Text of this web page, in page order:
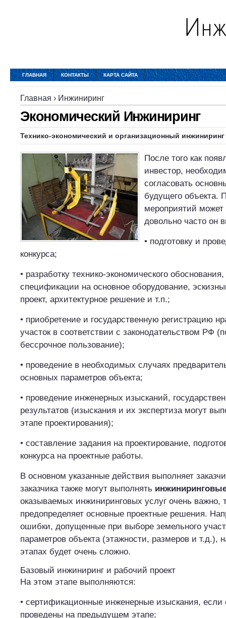
ГЛАВНАЯ КОНТАКТЫ КАРТА САЙТА
Главная › Инжиниринг
Экономический Инжиниринг
Технико-экономический и организационный инжиниринг
После того как
инвестор,
согласовать
будущего объекта.
мероприятий может
довольно часто он
• подготовку и
конкурса;
• разработку технико-экономического
спецификации на основное оборудование,
проект, архитектурное решение и т.п.;
• приобретение и государственную регистрацию
участок в соответствии с законодательством РФ
бессрочное пользование);
• проведение в необходимых случаях
основных параметров объекта;
• проведение инженерных изысканий,
результатов (изыскания и их экспертиза могут
этапе проектирования);
• составление задания на проектирование,
конкурса на проектные работы.
В основном указанные действия выполняет
заказчика также могут выполнять
оказываемых инжиниринговых услуг очень важно,
предопределяет основные проектные решения.
ошибки, допущенные при выборе земельного
параметров объекта (этажности, размеров и т.д.),
этапах будет очень сложно.
Базовый инжиниринг и рабочий проект
На этом этапе выполняются:
• сертификационные инженерные изыскания,
проведены на предыдущем этапе;